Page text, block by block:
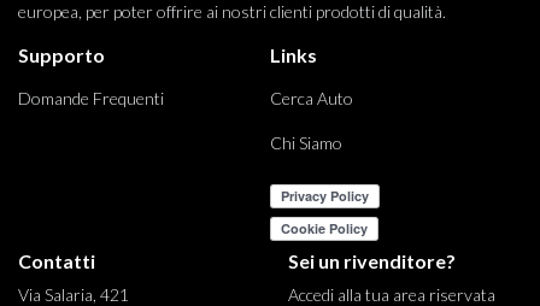
europea, per poter offrire ai nostri clienti prodotti di qualità.
Supporto
Domande Frequenti
Links
Cerca Auto
Chi Siamo
Contatti
Via Salaria, 421
Sei un rivenditore?
Accedi alla tua area riservata